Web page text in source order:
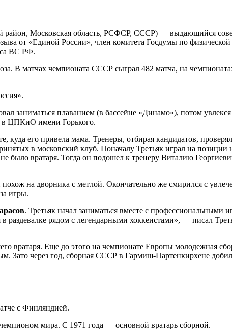
район, Московская область, РСФСР, СССР) — выдающийся
от «Единой России», член комитета Госдумы по физической
ВС РФ.
В матчах чемпионата СССР сыграл 482 матча, на
заниматься плаванием (в бассейне «Динамо»), потом
в ЦПКиО имени Горького.
его привела мама. Тренеры, отбирая кандидатов,
в московский клуб. Поначалу Третьяк играл на
было вратаря. Тогда он подошел к тренеру Виталию
на дворника с метлой. Окончательно же смирился с
игры.
. Третьяк начал заниматься вместе с профессиональными
рядом с легендарными хоккеистами», — писал
вратаря. Еще до этого на чемпионате Европы молодежная
Зато через год, сборная СССР в Гармиш-Партенкирхене
с Финляндией.
мира. С 1971 года — основной вратарь сборной.